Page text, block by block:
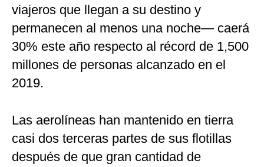
viajeros que llegan a su destino y
permanecen al menos una noche— caerá
30% este año respecto al récord de 1,500
millones de personas alcanzado en el
2019.
Las aerolíneas han mantenido en tierra
casi dos terceras partes de sus flotillas
después de que gran cantidad de